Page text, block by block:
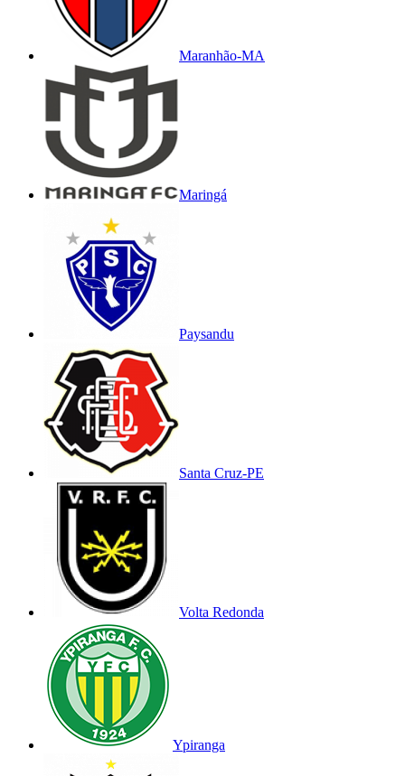
Maranhão-MA
Maringá
Paysandu
Santa Cruz-PE
Volta Redonda
Ypiranga